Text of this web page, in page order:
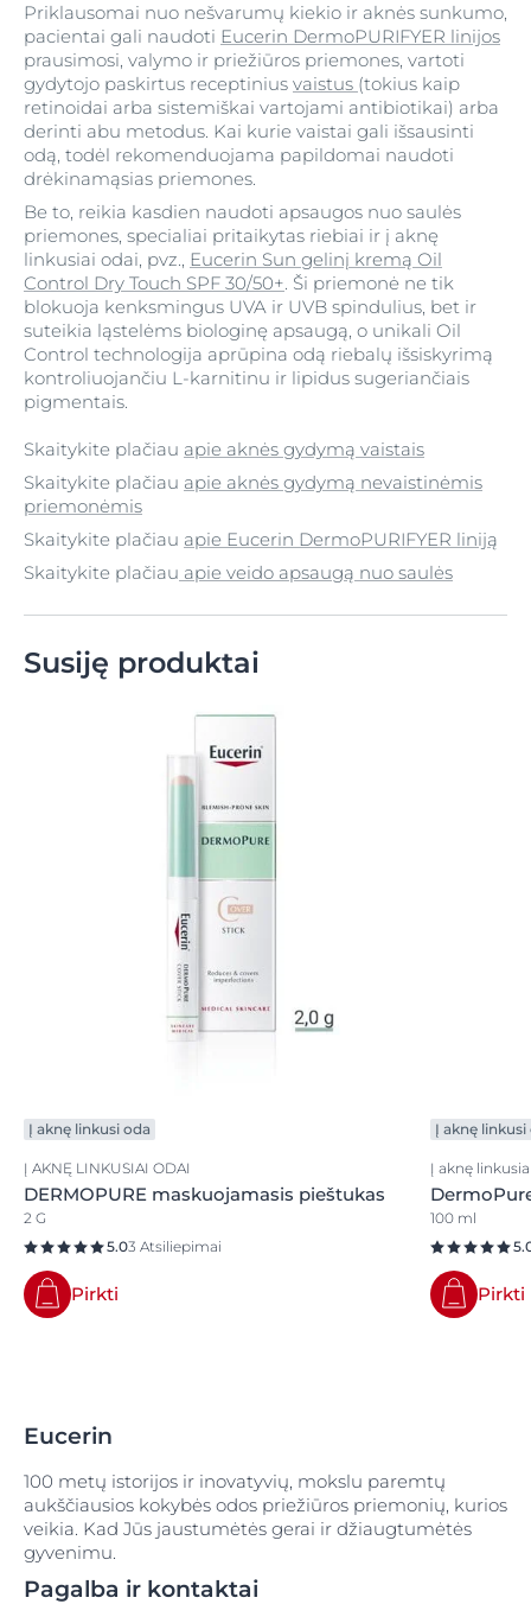
Priklausomai nuo nešvarumų kiekio ir aknės sunkumo,
pacientai gali naudoti Eucerin DermoPURIFYER linijos
prausimosi, valymo ir priežiūros priemones, vartoti
gydytojo paskirtus receptinius vaistus (tokius kaip
retinoidai arba sistemiškai vartojami antibiotikai) arba
derinti abu metodus. Kai kurie vaistai gali išsausinti
odą, todėl rekomenduojama papildomai naudoti
drėkinamąsias priemones.
Be to, reikia kasdien naudoti apsaugos nuo saulės
priemones, specialiai pritaikytas riebiai ir į aknę
linkusiai odai, pvz., Eucerin Sun gelinį kremą Oil
Control Dry Touch SPF 30/50+. Ši priemonė ne tik
blokuoja kenksmingus UVA ir UVB spindulius, bet ir
suteikia ląstelėms biologinę apsaugą, o unikali Oil
Control technologija aprūpina odą riebalų išsiskyrimą
kontroliuojančiu L-karnitinu ir lipidus sugeriančiais
pigmentais.
Skaitykite plačiau apie aknės gydymą vaistais
Skaitykite plačiau apie aknės gydymą nevaistinėmis
priemonėmis
Skaitykite plačiau apie Eucerin DermoPURIFYER liniją
Skaitykite plačiau apie veido apsaugą nuo saulės
Susiję produktai
Į aknę linkusi oda
Į AKNĘ LINKUSIAI ODAI
DERMOPURE maskuojamasis pieštukas
2 G
5.03 Atsiliepimai
Pirkti
Į aknę linkusi
Į aknę
100 ml
Pirkti
Eucerin
100 metų istorijos ir inovatyvių, mokslu paremtų
aukščiausios kokybės odos priežiūros priemonių, kurios
veikia. Kad Jūs jaustumėtės gerai ir džiaugtumėtės
gyvenimu.
Pagalba ir kontaktai